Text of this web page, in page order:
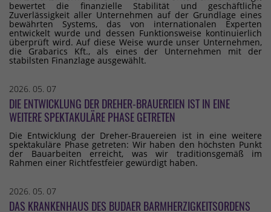
bewertet die finanzielle Stabilität und geschäftliche
Zuverlässigkeit aller Unternehmen auf der Grundlage eines
bewährten Systems, das von internationalen Experten
entwickelt wurde und dessen Funktionsweise kontinuierlich
überprüft wird. Auf diese Weise wurde unser Unternehmen,
die Grabarics Kft., als eines der Unternehmen mit der
stabilsten Finanzlage ausgewählt.
2026. 05. 07
DIE ENTWICKLUNG DER DREHER-BRAUEREIEN IST IN EINE
WEITERE SPEKTAKULÄRE PHASE GETRETEN
Die Entwicklung der Dreher-Brauereien ist in eine weitere
spektakuläre Phase getreten: Wir haben den höchsten Punkt
der Bauarbeiten erreicht, was wir traditionsgemäß im
Rahmen einer Richtfestfeier gewürdigt haben.
2026. 05. 07
DAS KRANKENHAUS DES BUDAER BARMHERZIGKEITSORDENS